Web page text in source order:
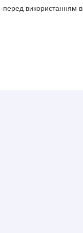
-перед використанням